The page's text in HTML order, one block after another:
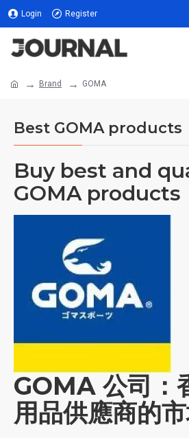
Login Register
Brand GOMA
Best GOMA products
Buy best and
GOMA products
GOMA 公司：
用品供應商的